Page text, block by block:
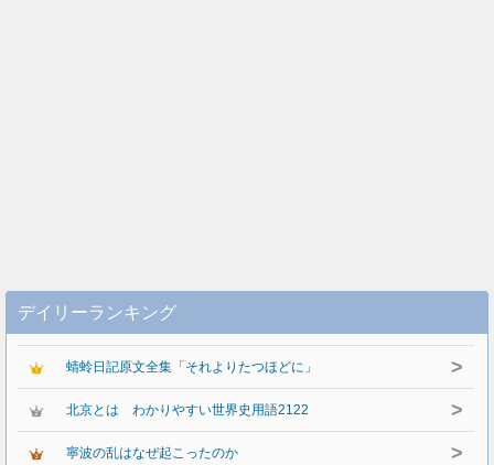
デイリーランキング
蜻蛉日記原文全集「それよりたつほどに」 >
北京とは わかりやすい世界史用語2122 >
寧波の乱はなぜ起こったのか >